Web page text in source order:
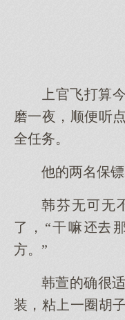
官飞打算
磨一夜，顺便听
全任务。
他的两名保
韩芬无无
了，“干嘛
方。”
韩萱的确很
装，粘一圈胡